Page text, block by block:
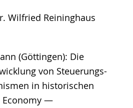
Wilfried Reininghaus
(Göttingen): Die
von Steuerungs-
in historischen
Economy —